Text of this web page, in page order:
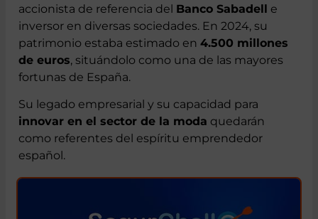
accionista de referencia del Banco Sabadell e
inversor en diversas sociedades. En 2024, su
patrimonio estaba estimado en 4.500 millones
de euros, situándolo como una de las mayores
fortunas de España.
Su legado empresarial y su capacidad para
innovar en el sector de la moda quedarán
como referentes del espíritu emprendedor
español.